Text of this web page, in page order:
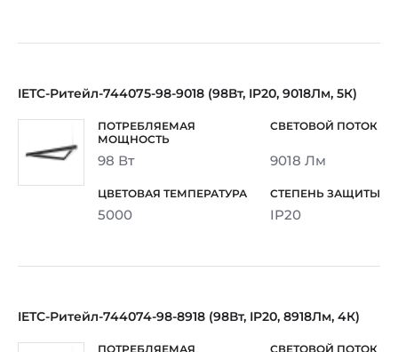
IETC-Ритейл-744075-98-9018 (98Вт, IP20, 9018Лм, 5К)
98 Вт 9018 Лм
5000 IP20
IETC-Ритейл-744074-98-8918 (98Вт, IP20, 8918Лм, 4К)